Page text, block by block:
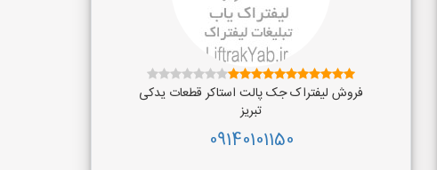
فروش لیفتراک جک پالت استاکر قطعات یدکی
تبریز
09140101150